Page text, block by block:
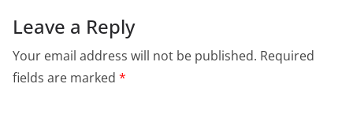
Leave a Reply
Your email address will not be published. Required
fields are marked *